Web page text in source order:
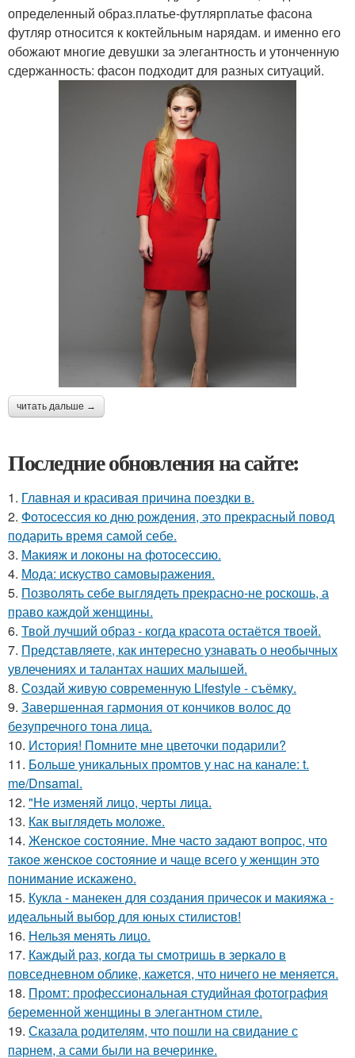
определенный образ.платье-футлярплатье фасона
футляр относится к коктейльным нарядам. и именно его
обожают многие девушки за элегантность и утонченную
сдержанность: фасон подходит для разных ситуаций.
читать дальше →
Последние обновления на сайте:
1. Главная и красивая причина поездки в.
2. Фотосессия ко дню рождения, это прекрасный повод
подарить время самой себе.
3. Макияж и локоны на фотосессию.
4. Мода: искуство самовыражения.
5. Позволять себе выглядеть прекрасно-не роскошь, а
право каждой женщины.
6. Твой лучший образ - когда красота остаётся твоей.
7. Представляете, как интересно узнавать о необычных
увлечениях и талантах наших малышей.
8. Создай живую современную Lifestyle - съёмку.
9. Завершенная гармония от кончиков волос до
безупречного тона лица.
10. История! Помните мне цветочки подарили?
11. Больше уникальных промтов у нас на канале: t.
me/Dnsamai.
12. "Не изменяй лицо, черты лица.
13. Как выглядеть моложе.
14. Женское состояние. Мне часто задают вопрос, что
такое женское состояние и чаще всего у женщин это
понимание искажено.
15. Кукла - манекен для создания причесок и макияжа -
идеальный выбор для юных стилистов!
16. Нельзя менять лицо.
17. Каждый раз, когда ты смотришь в зеркало в
повседневном облике, кажется, что ничего не меняется.
18. Промт: профессиональная студийная фотография
беременной женщины в элегантном стиле.
19. Сказала родителям, что пошли на свидание с
парнем, а сами были на вечеринке.